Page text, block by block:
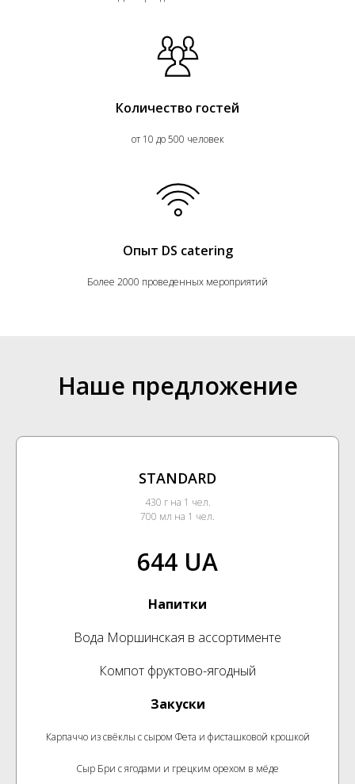
Количество гостей
от 10 до 500 человек
Опыт DS catering
Более 2000 проведенных мероприятий
Наше предложение
STANDARD
430 г на 1 чел.
700 мл на 1 чел.
644 UA
Напитки
Вода Моршинская в ассортименте
Компот фруктово-ягодный
Закуски
Карпаччо из свёклы с сыром Фета и фисташковой крошкой
Сыр Бри с ягодами и грецким орехом в мёде